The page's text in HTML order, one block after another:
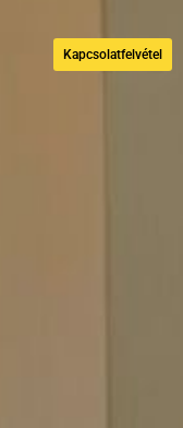
Kapcsolatfelvétel